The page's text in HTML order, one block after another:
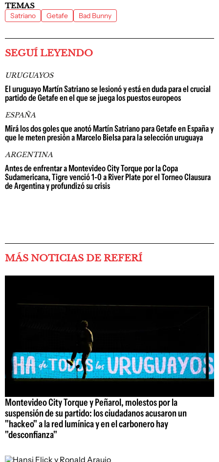
TEMAS
Satriano Getafe Bad Bunny
SEGUÍ LEYENDO
URUGUAYOS
El uruguayo Martín Satriano se lesionó y está en duda para el crucial
partido de Getafe en el que se juega los puestos europeos
ESPAÑA
Mirá los dos goles que anotó Martín Satriano para Getafe en España y
que le meten presión a Marcelo Bielsa para la selección uruguaya
ARGENTINA
Antes de enfrentar a Montevideo City Torque por la Copa
Sudamericana, Tigre venció 1-0 a River Plate por el Torneo Clausura
de Argentina y profundizó su crisis
MÁS NOTICIAS DE REFERÍ
Montevideo City Torque y Peñarol, molestos por la
suspensión de su partido: los ciudadanos acusaron un
"hackeo" a la red lumínica y en el carbonero hay
"desconfianza"